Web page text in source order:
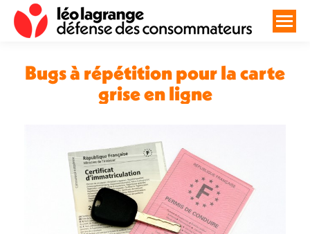
Bugs à répétition pour la carte
grise en ligne